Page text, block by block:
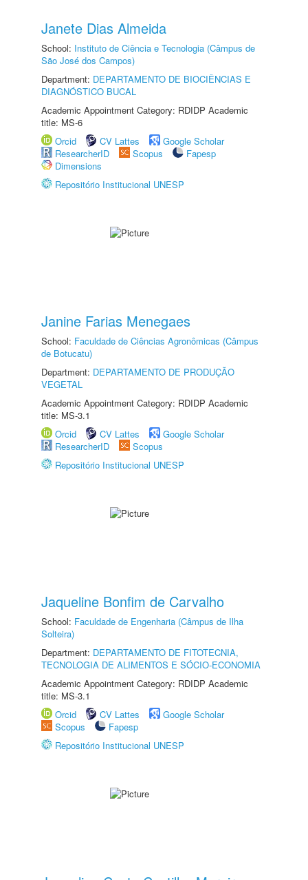
Janete Dias Almeida
School: Instituto de Ciência e Tecnologia (Câmpus de
São José dos Campos)
Department: DEPARTAMENTO DE BIOCIÊNCIAS E
DIAGNÓSTICO BUCAL
Academic Appointment Category: RDIDP Academic
title: MS-6
Orcid
CV Lattes
Google Scholar
ResearcherID
Scopus
Fapesp
Dimensions
Repositório Institucional UNESP
Janine Farias Menegaes
School: Faculdade de Ciências Agronômicas (Câmpus
de Botucatu)
Department: DEPARTAMENTO DE PRODUÇÃO
VEGETAL
Academic Appointment Category: RDIDP Academic
title: MS-3.1
Orcid
CV Lattes
Google Scholar
ResearcherID
Scopus
Repositório Institucional UNESP
Jaqueline Bonfim de Carvalho
School: Faculdade de Engenharia (Câmpus de Ilha
Solteira)
Department: DEPARTAMENTO DE FITOTECNIA,
TECNOLOGIA DE ALIMENTOS E SÓCIO-ECONOMIA
Academic Appointment Category: RDIDP Academic
title: MS-3.1
Orcid
CV Lattes
Google Scholar
Scopus
Fapesp
Repositório Institucional UNESP